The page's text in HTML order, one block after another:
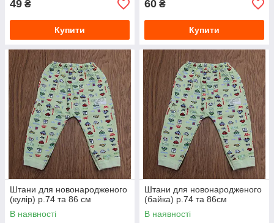
49 ₴
Купити
60 ₴
Купити
Штани для новонародженого
(кулір) р.74 та 86 см
В наявності
Штани для новонародженого
(байка) р.74 та 86см
В наявності